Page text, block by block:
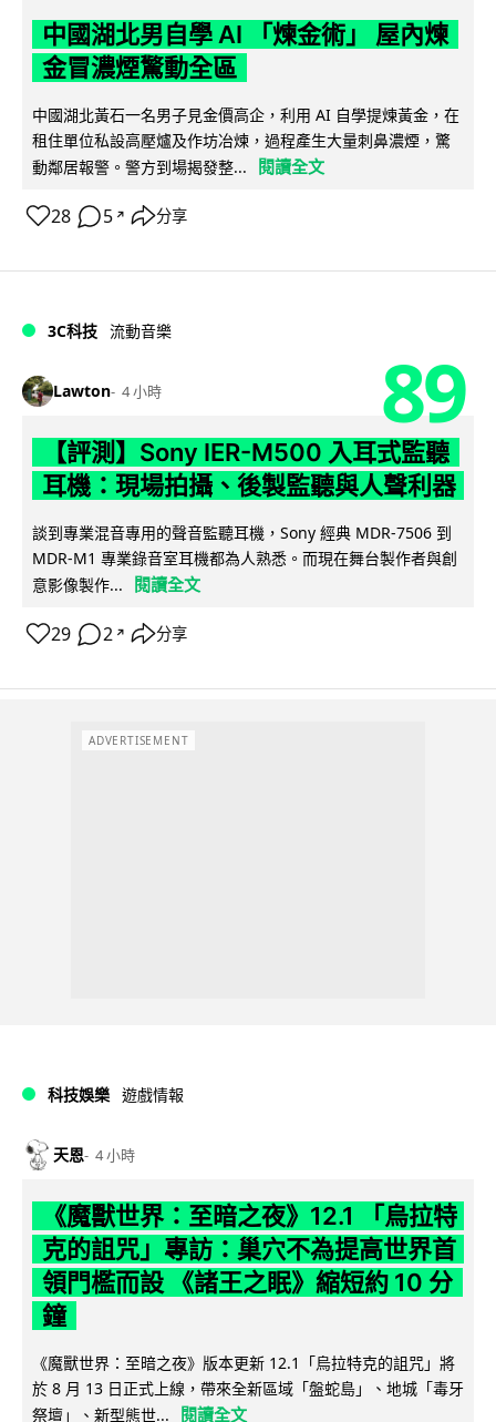
中國湖北男自學 AI 「煉金術」 屋內煉
金冒濃煙驚動全區
中國湖北黃石一名男子見金價高企，利用 AI 自學提煉黃金，在
租住單位私設高壓爐及作坊冶煉，過程產生大量刺鼻濃煙，驚
動鄰居報警。警方到場揭發整...
閱讀全文
28 5 ↗ 分享
3C科技 流動音樂
Lawton 4 小時 89
【評測】Sony IER-M500 入耳式監聽
耳機：現場拍攝、後製監聽與人聲利器
談到專業混音專用的聲音監聽耳機，Sony 經典 MDR-7506 到
MDR-M1 專業錄音室耳機都為人熟悉。而現在舞台製作者與創
意影像製作...
閱讀全文
29 2 ↗ 分享
ADVERTISEMENT
科技娛樂 遊戲情報
天恩 4 小時
《魔獸世界：至暗之夜》12.1 「烏拉特
克的詛咒」專訪：巢穴不為提高世界首
領門檻而設 《諸王之眠》縮短約 10 分
鐘
《魔獸世界：至暗之夜》版本更新 12.1「烏拉特克的詛咒」將
於 8 月 13 日正式上線，帶來全新區域「盤蛇島」、地城「毒牙
祭壇」、新型態世...
閱讀全文